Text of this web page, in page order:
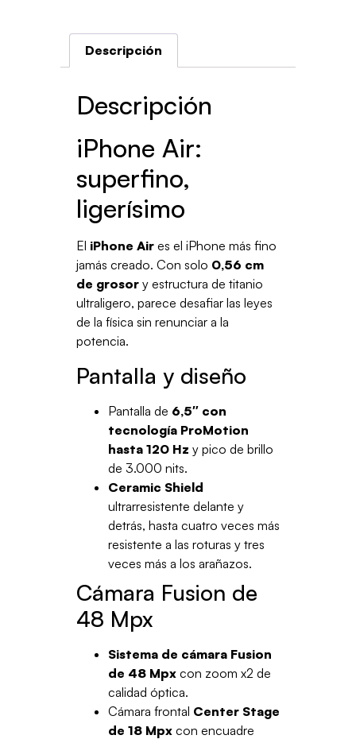
Descripción
Descripción
iPhone Air:
superfino,
ligerísimo
El iPhone Aires el iPhone más fino
jamás creado. Con solo 0,56 cm
de grosory estructura de titanio
ultraligero, parece desafiar las leyes
de la física sin renunciar a la
potencia.
Pantalla y diseño
Pantalla de 6,5″ con
tecnología ProMotion
hasta 120 Hz y pico de brillo
de 3.000 nits.
Ceramic Shield
ultrarresistente delante y
detrás, hasta cuatro veces más
resistente a las roturas y tres
veces más a los arañazos.
Cámara Fusion de
48 Mpx
Sistema de cámara Fusion
de 48 Mpxcon zoom x2 de
calidad óptica.
Cámara frontal Center Stage
de 18 Mpxcon encuadre